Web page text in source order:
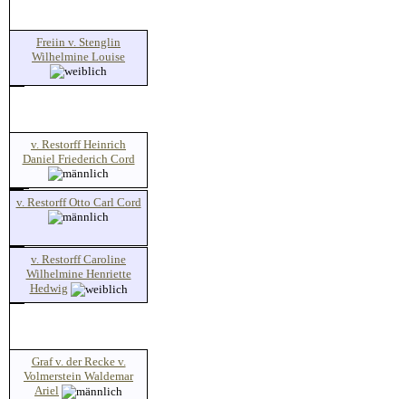
Freiin v. Stenglin
Wilhelmine Louise
v. Restorff Heinrich
Daniel Friederich Cord
v. Restorff Otto Carl Cord
v. Restorff Caroline
Wilhelmine Henriette
Hedwig
Graf v. der Recke v.
Volmerstein Waldemar
Ariel